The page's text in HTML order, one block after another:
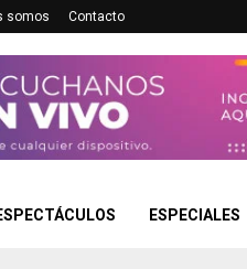
somos Contacto
ESPECIALES